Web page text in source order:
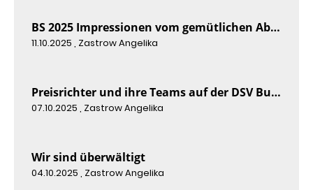
BS 2025 Impressionen vom gemütlichen Abend
11.10.2025 , Zastrow Angelika
Preisrichter und ihre Teams auf der DSV Bundesschau 2025
07.10.2025 , Zastrow Angelika
Wir sind überwältigt
04.10.2025 , Zastrow Angelika